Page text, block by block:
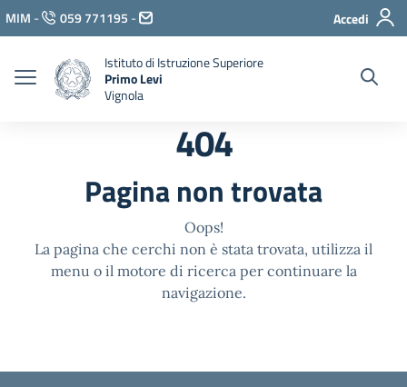
Vai ai contenuti
Vai al menu di navigazione
Vai al footer
MIM - 059 771195 - Accedi
Istituto di Istruzione Superiore
Primo Levi
Vignola
404
Pagina non trovata
Oops!
La pagina che cerchi non è stata trovata, utilizza il
menu o il motore di ricerca per continuare la
navigazione.